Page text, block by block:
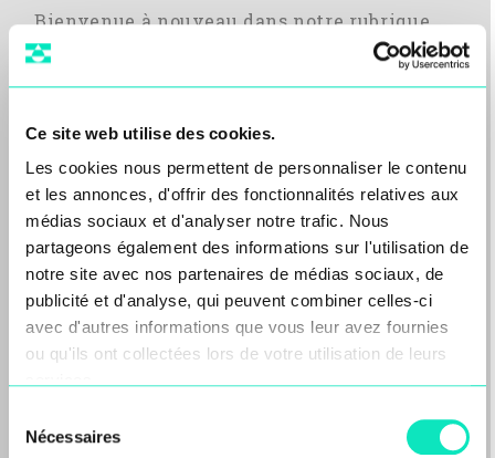
Ce site web utilise des cookies.
Les cookies nous permettent de personnaliser le contenu
et les annonces, d'offrir des fonctionnalités relatives aux
médias sociaux et d'analyser notre trafic. Nous
partageons également des informations sur l'utilisation de
notre site avec nos partenaires de médias sociaux, de
publicité et d'analyse, qui peuvent combiner celles-ci
avec d'autres informations que vous leur avez fournies
ou qu'ils ont collectées lors de votre utilisation de leurs
Nécessaires
Bienvenue à nouveau dans notre rubrique
technique « 10 + 1 choses à savoir lorsque…